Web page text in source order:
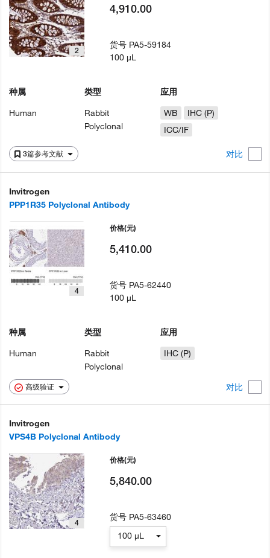
3篇参考文献 对比
2
种属
Human
类型
Rabbit
Polyclonal
应用
WB
IHC (P)
ICC/IF
4,910.00
货号 PA5-59184
100 µL
Invitrogen
PPP1R35 Polyclonal Antibody
高级验证 对比
4
种属
Human
类型
Rabbit
Polyclonal
应用
IHC (P)
价格(元)
5,410.00
货号 PA5-62440
100 µL
Invitrogen
VPS4B Polyclonal Antibody
4
价格(元)
5,840.00
货号 PA5-63460
100 µL